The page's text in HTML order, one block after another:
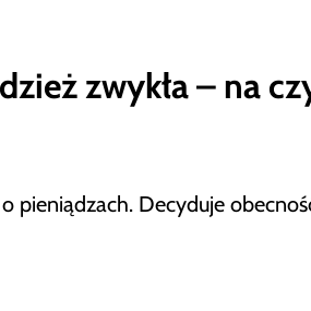
zwykła – na
pieniądzach. Decyduje